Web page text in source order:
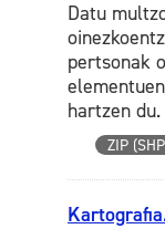
Datu
pertsonak
hartzen
ZIP